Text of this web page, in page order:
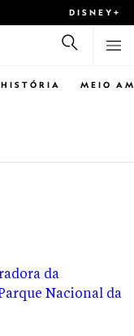
DISNEY+
HISTÓRIA MEIO